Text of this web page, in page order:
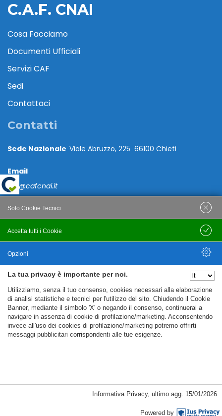
C.A.F. CNAI
Cosa Facciamo
Documenti Ufficiali
Servizi CAF
Sedi
Contattaci
Contatti
Sede Nazionale Viale Abruzzo, 225 66100 Chieti
Email
caf@cafcnai.it
Posta Certificata
PRIVACY
Note Legali
Policy
Cookie Policy
La tua privacy è importante per noi.
Utilizziamo, senza il tuo consenso, cookies necessari alla elaborazione
di analisi statistiche e tecnici per l'utilizzo del sito. Chiudendo il Cookie
Banner, mediante il simbolo 'X' o negando il consenso, continuerai a
navigare in assenza di cookie di profilazione/marketing. Acconsentendo
invece all'uso dei cookies di profilazione/marketing potremo offrirti
messaggi pubblicitari corrispondenti alle tue esigenze.
Accetta tutti i Cookie
Solo Cookie Tecnici
Salva
Opzioni
Nascondi Opzioni
Informativa Privacy, ultimo agg. 15/01/2026
Powered by